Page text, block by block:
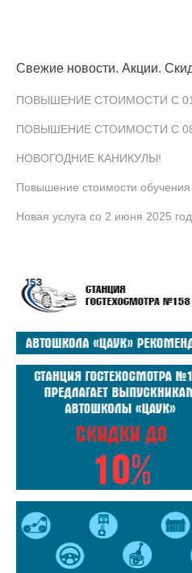
Свежие новости. Акции.
ПОВЫШЕНИЕ СТОИМОСТИ С
ПОВЫШЕНИЕ СТОИМОСТИ С
НОВОГОДНИЕ КАНИКУЛЫ!
Повышение стоимости
Новая услуга со 2 июня 2025